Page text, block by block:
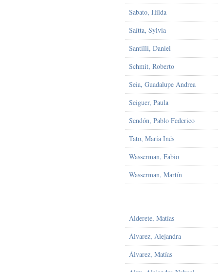
Sabato, Hilda
Saítta, Sylvia
Santilli, Daniel
Schmit, Roberto
Seia, Guadalupe Andrea
Seiguer, Paula
Sendón, Pablo Federico
Tato, María Inés
Wasserman, Fabio
Wasserman, Martín
Alderete, Matías
Álvarez, Alejandra
Álvarez, Matías